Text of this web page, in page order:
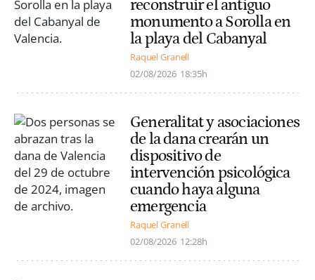
reconstruir el antiguo
monumento a Sorolla en
la playa del Cabanyal
Raquel Granell
02/08/2026 18:35h
Generalitat y asociaciones
de la dana crearán un
dispositivo de
intervención psicológica
cuando haya alguna
emergencia
Raquel Granell
02/08/2026 12:28h